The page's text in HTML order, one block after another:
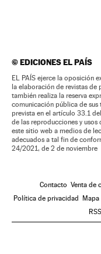
©EDICIONES EL PAÍS
EL PAÍS ejerce la oposición
la elaboración de revistas de
también realiza la reserva
comunicación pública de sus
prevista en el artículo 33.1
de las reproducciones y usos
este sitio web a medios de
adecuados a tal fin de
24/2021, de 2 de noviembre
Contacto Venta de
Política de privacidad
Mapa
RSS